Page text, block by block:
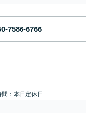
間：本日定休日